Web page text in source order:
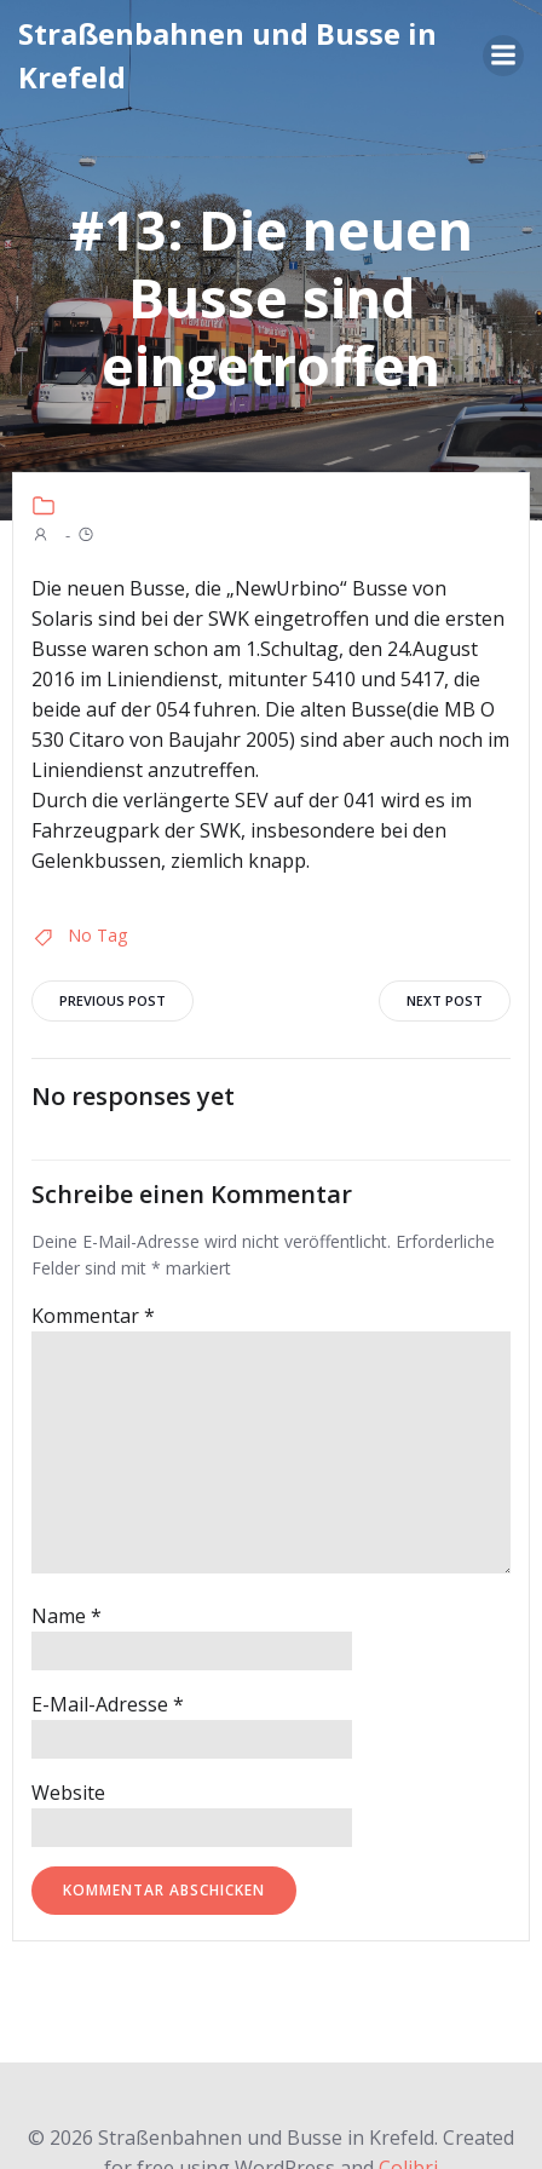
Inhalt
Straßenbahnen und Busse in
Krefeld
#13: Die neuen
Busse sind
eingetroffen
-
Die neuen Busse, die „NewUrbino“ Busse von
Solaris sind bei der SWK eingetroffen und die ersten
Busse waren schon am 1.Schultag, den 24.August
2016 im Liniendienst, mitunter 5410 und 5417, die
beide auf der 054 fuhren. Die alten Busse(die MB O
530 Citaro von Baujahr 2005) sind aber auch noch im
Liniendienst anzutreffen.
Durch die verlängerte SEV auf der 041 wird es im
Fahrzeugpark der SWK, insbesondere bei den
Gelenkbussen, ziemlich knapp.
No Tag
Post
navigation
PREVIOUS POST
navigation
NEXT POST
No responses yet
Schreibe einen Kommentar
Deine E-Mail-Adresse wird nicht veröffentlicht. Erforderliche
Felder sind mit * markiert
Kommentar*
Name *
E-Mail-Adresse *
Website
© 2026 Straßenbahnen und Busse in Krefeld. Created